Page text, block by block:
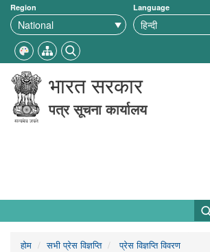
Region Language
भारत सरकार
पत्र सूचना कार्यालय
होम सभी प्रेस विज्ञप्ति प्रेस विज्ञप्ति विवरण